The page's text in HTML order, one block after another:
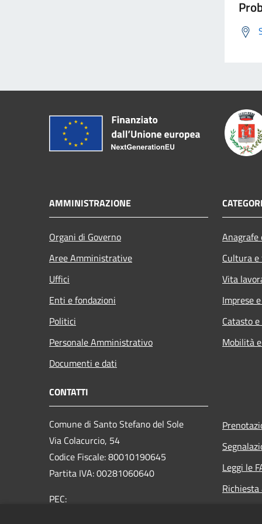
AMMINISTRAZIONE
Organi di Governo
Aree Amministrative
Uffici
Enti e fondazioni
Politici
Personale Amministrativo
Documenti e dati
Cultura
Vita
Imprese
Catasto
Mobilità
CONTATTI
Comune di Santo Stefano del Sole
Via Colacurcio, 54
Codice Fiscale: 80010190645
Partita IVA: 00281060640
PEC:
Leggi le